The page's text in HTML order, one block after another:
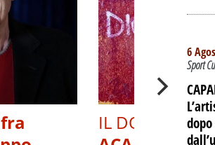
IL
6
Sport